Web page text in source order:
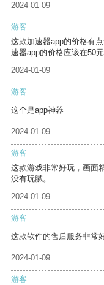
2024-01-09
游客
这款加速器app的价格有
速器app的价格应该在50
2024-01-09
游客
这个是app神器
2024-01-09
游客
这款游戏非常好玩，画面
没有玩腻。
2024-01-09
游客
这款软件的售后服务非常
2024-01-09
游客